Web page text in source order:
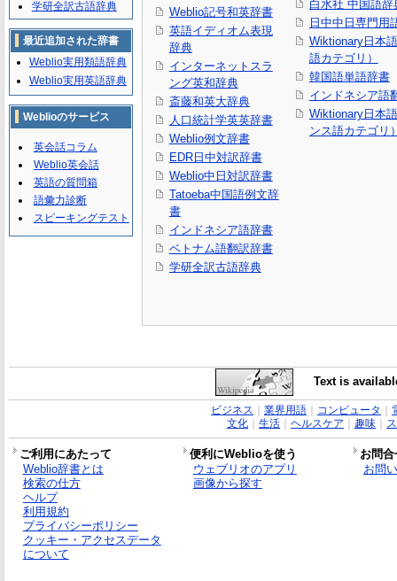
Weblio記号和英辞書
英語イディオム表現
辞典
インターネットスラ
ング英和辞典
斎藤和英大辞典
人口統計学英英辞書
Weblio例文辞書
EDR日中対訳辞書
Weblio中日対訳辞書
Tatoeba中国語例文辞
書
インドネシア語辞書
ベトナム語翻訳辞書
学研全訳古語辞典
白水社 中国語辞
日中中日専門用
Wiktionary日本
語カテゴリ）
韓国語単語辞書
インドネシア語
Wiktionary日本
ンス語カテゴリ
学研全訳古語辞典
最近追加された辞書
Weblio実用類語辞典
Weblio実用英語辞典
Weblioのサービス
英会話コラム
Weblio英会話
英語の質問箱
語彙力診断
スピーキングテスト
Text is
ビジネス 業界用語｜ コンピュータ
文化｜ 生活｜ ヘルスケア 趣味｜
ご利用にあたって 便利にWeblioを使う
お問
Weblio辞書とは
検索の仕方
ヘルプ
利用規約
プライバシーポリシー
クッキー・アクセスデータ
について
ウェブリオのアプリ
画像から探す
お問